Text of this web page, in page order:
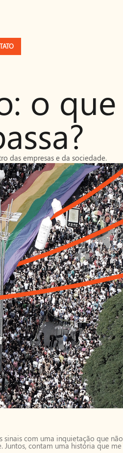
o
das empresas e da sociedade.
sinais com uma inquietação que
Juntos, contam uma história que